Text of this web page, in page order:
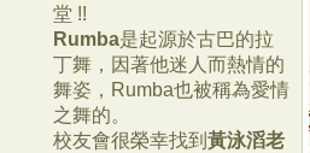
堂 !!
Rumba是起源於古巴的拉
丁舞，因著他迷人而熱情的
舞姿， Rumba也被稱為愛情
之舞的。
校友會很榮幸找到黃泳滔老